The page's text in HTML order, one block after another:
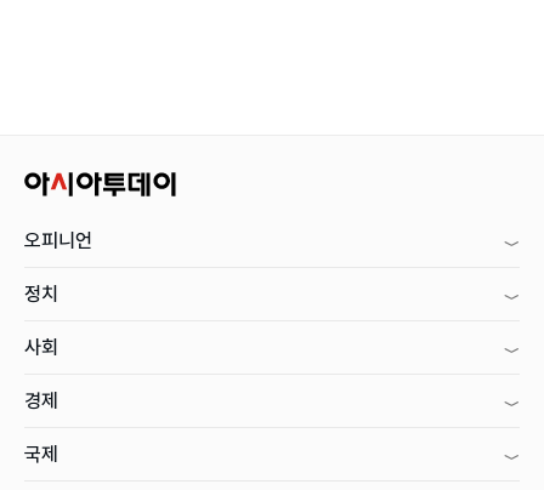
오피니언
정치
사회
경제
국제